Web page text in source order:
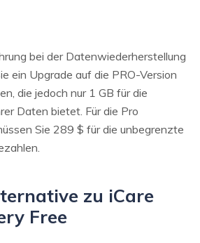
bei der Datenwiederherstellung
ein Upgrade auf die PRO-Version
die jedoch nur 1 GB für die
Daten bietet. Für die Pro
Sie 289 $ für die unbegrenzte
zu iCare
Free